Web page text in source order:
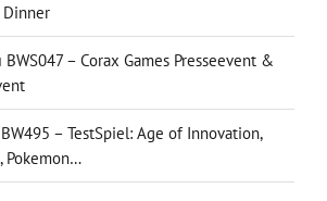
Dinner
BWS047 – Corax Games Presseevent &
BW495 – TestSpiel: Age of Innovation,
Pokemon…